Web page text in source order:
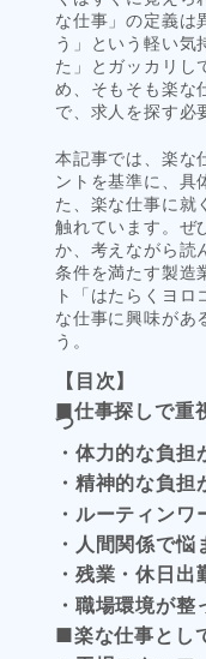
な仕事」の定義は
う」という軽い気
た」とガッカリし
め、そもそも楽な
で、求人を探す必
本記事では、楽な
ントを基準に、具
た、楽な仕事に就
触れています。ぜ
か、考えながら読
条件を満たす製造
ト「はたらくヨ
な仕事に興味があ
う。
【目次】
■仕事探しで重
つ
・体力的な負担
・精神的な負担
・ルーティンワ
・人間関係で悩
・残業・休日出
・職場環境が整
■楽な仕事とし